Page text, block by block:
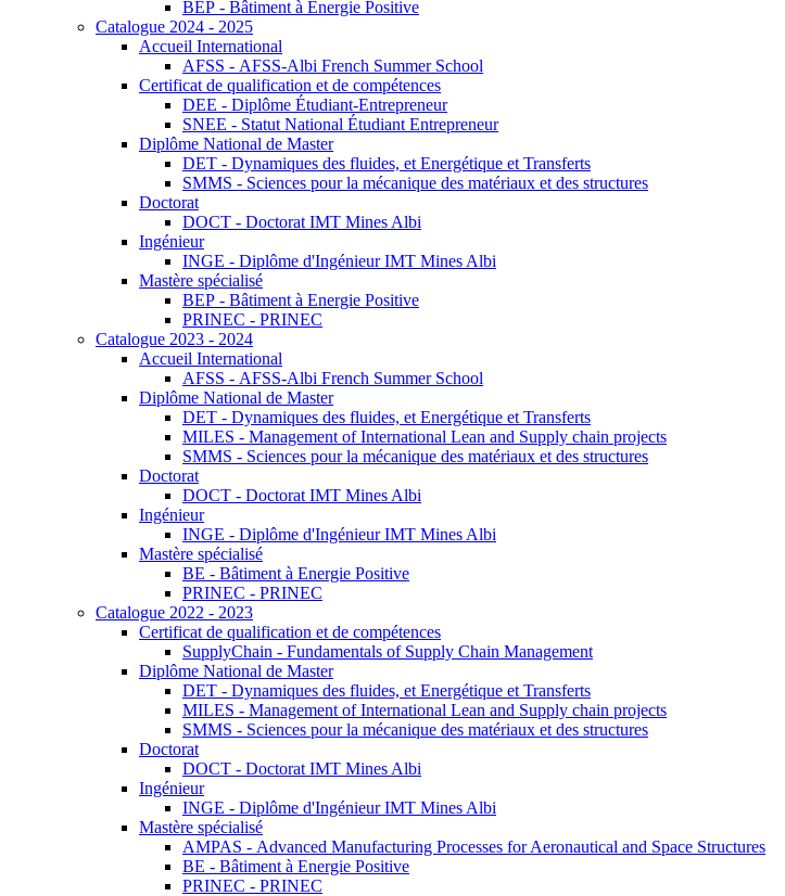
BEP - Bâtiment à Energie Positive
Catalogue 2024 - 2025
Accueil International
AFSS - AFSS-Albi French Summer School
Certificat de qualification et de compétences
DEE - Diplôme Étudiant-Entrepreneur
SNEE - Statut National Étudiant Entrepreneur
Diplôme National de Master
DET - Dynamiques des fluides, et Energétique et Transferts
SMMS - Sciences pour la mécanique des matériaux et des structures
Doctorat
DOCT - Doctorat IMT Mines Albi
Ingénieur
INGE - Diplôme d'Ingénieur IMT Mines Albi
Mastère spécialisé
BEP - Bâtiment à Energie Positive
PRINEC - PRINEC
Catalogue 2023 - 2024
Accueil International
AFSS - AFSS-Albi French Summer School
Diplôme National de Master
DET - Dynamiques des fluides, et Energétique et Transferts
MILES - Management of International Lean and Supply chain projects
SMMS - Sciences pour la mécanique des matériaux et des structures
Doctorat
DOCT - Doctorat IMT Mines Albi
Ingénieur
INGE - Diplôme d'Ingénieur IMT Mines Albi
Mastère spécialisé
BE - Bâtiment à Energie Positive
PRINEC - PRINEC
Catalogue 2022 - 2023
Certificat de qualification et de compétences
SupplyChain - Fundamentals of Supply Chain Management
Diplôme National de Master
DET - Dynamiques des fluides, et Energétique et Transferts
MILES - Management of International Lean and Supply chain projects
SMMS - Sciences pour la mécanique des matériaux et des structures
Doctorat
DOCT - Doctorat IMT Mines Albi
Ingénieur
INGE - Diplôme d'Ingénieur IMT Mines Albi
Mastère spécialisé
AMPAS - Advanced Manufacturing Processes for Aeronautical and Space Structures
BE - Bâtiment à Energie Positive
PRINEC - PRINEC